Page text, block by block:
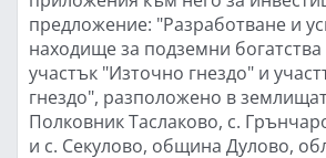
предложение: "Разработване и
находище за подземни
участък "Източно гнездо" и
гнездо", разположено в
Полковник Таслаково, с.
и с. Секулово, община Дулово,